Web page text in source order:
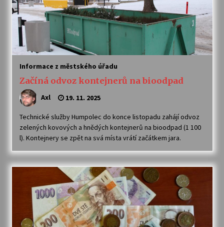
Informace z městského úřadu
Začíná odvoz kontejnerů na bioodpad
Axl 19. 11. 2025
Technické služby Humpolec do konce listopadu zahájí odvoz
zelených kovových a hnědých kontejnerů na bioodpad (1 100
l). Kontejnery se zpět na svá místa vrátí začátkem jara.